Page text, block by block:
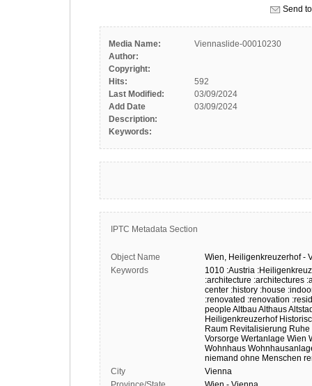
Send
Media Name:
Viennaslide-00010230
Author:
Copyright:
Hits:
592
Last Modified:
03/09/2024
Add Date
03/09/2024
Description:
Keywords:
IPTC Metadata Section
Object Name Wien, Heiligenkreuzerhof -
Keywords
1010 :Austria
:architecture :architectures
center :history :house
:renovated :renovation
people Altbau Althaus
Heiligenkreuzerhof
Raum Revitalisierung Ruhe
Vorsorge Wertanlage Wien
Wohnhaus
niemand ohne Menschen
City
Vienna